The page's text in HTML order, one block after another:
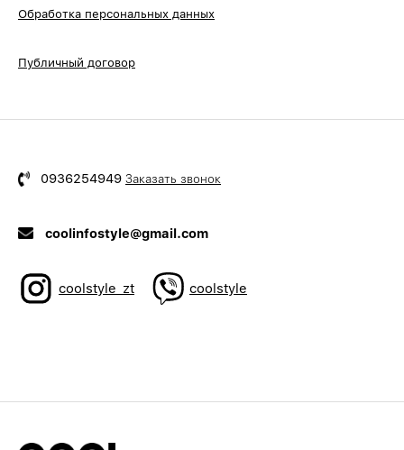
Обработка персональных данных
Публичный договор
0936254949 Заказать звонок
coolinfostyle@gmail.com
coolstyle_zt coolstyle